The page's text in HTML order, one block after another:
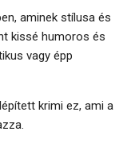
aminek stílusa és
kissé humoros és
vagy épp
krimi ez, ami a